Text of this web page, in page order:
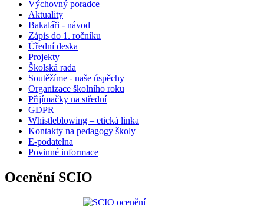
Výchovný poradce
Aktuality
Bakaláři - návod
Zápis do 1. ročníku
Úřední deska
Projekty
Školská rada
Soutěžíme - naše úspěchy
Organizace školního roku
Přijímačky na střední
GDPR
Whistleblowing – etická linka
Kontakty na pedagogy školy
E-podatelna
Povinné informace
Ocenění SCIO